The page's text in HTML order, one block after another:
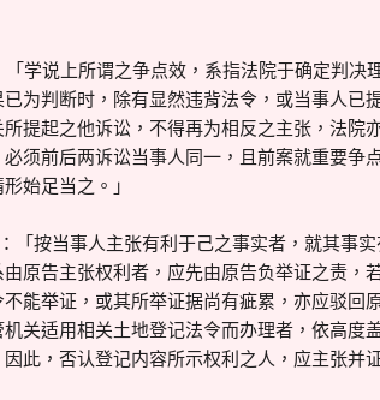
说上所谓之争点效，系指法院于确定判决
为判断时，除有显然违背法令，或当事人已
提起之他诉讼，不得再为相反之主张，法院
须前后两诉讼当事人同一，且前案就重要争
始足当之。」
按当事人主张有利于己之事实者，就其事
原告主张权利者，应先由原告负举证之责，
能举证，或其所举证据尚有疵累，亦应驳回
关适用相关土地登记法令而办理者，依高度
此，否认登记内容所示权利之人，应主张并